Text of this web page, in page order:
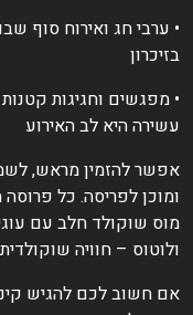
• ערבי חג ואירוח סוף
בזיכרון
• מפגשים וחגיגות
עשירה היא לב האירוע
אפשר להזמין מראש, לשמור
ומוכן לפריסה. כל פרוסה
מוס שוקולד חלב עם
ולוטוס – חוויה שוקולדית
אם חשוב לכם להגיש